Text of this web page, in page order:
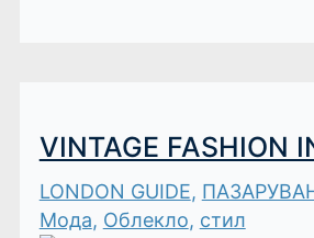
VINTAGE FASHION
LONDON GUIDE,
Мода, Облекло, стил